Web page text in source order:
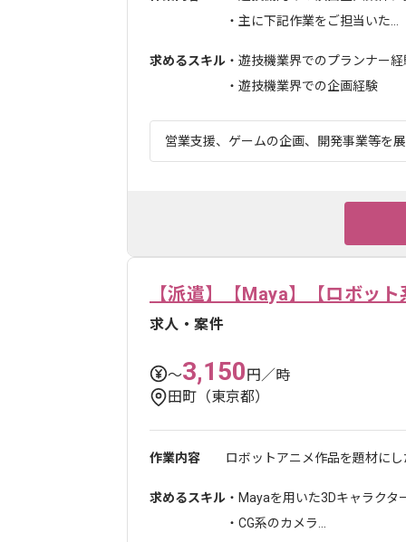
・主に下記作業をご担当いた...
求めるスキル ・遊技機業界でのプランナー経
・遊技機業界での企画経験
営業支援、ゲームの企画、開発事業等を
【派遣】【Maya】【ロボッ
求人・案件
〜3,150円／時
田町（東京都）
作業内容 ロボットアニメ作品を題材に
求めるスキル ・Mayaを用いた3Dキャラク
・CG系のカメラ...